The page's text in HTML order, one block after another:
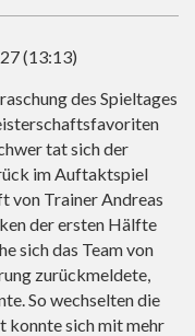
(13:13)
des Spieltages
tat sich der
im Auftaktspiel
von Trainer Andreas
der ersten Hälfte
sich das Team von
zurückmeldete,
So wechselten die
konnte sich mit mehr